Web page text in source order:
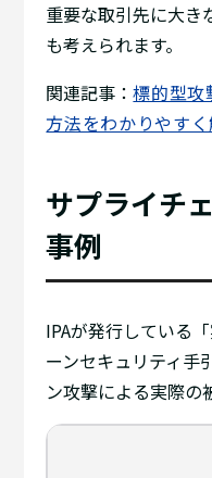
重要な取引先に大き
も考えられます。
関連記事：標的型攻
方法をわかりやす
サプライチ
事例
IPAが発行している
ーンセキュリティ手
ン攻撃による実際の